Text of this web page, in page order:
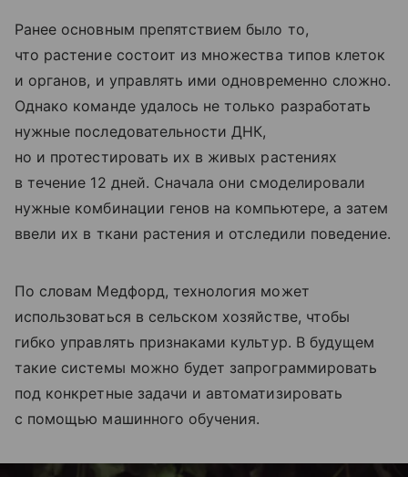
Ранее основным препятствием было то,
что растение состоит из множества типов клеток
и органов, и управлять ими одновременно сложно.
Однако команде удалось не только разработать
нужные последовательности ДНК,
но и протестировать их в живых растениях
в течение 12 дней. Сначала они смоделировали
нужные комбинации генов на компьютере, а затем
ввели их в ткани растения и отследили поведение.
По словам Медфорд, технология может
использоваться в сельском хозяйстве, чтобы
гибко управлять признаками культур. В будущем
такие системы можно будет запрограммировать
под конкретные задачи и автоматизировать
с помощью машинного обучения.